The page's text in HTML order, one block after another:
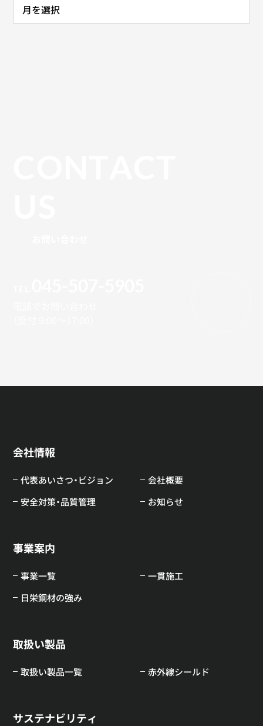
会社情報
代表あいさつ・ビジョン
会社概要
安全対策・品質管理
お知らせ
事業案内
事業一覧
一貫施工
日栄鋼材の強み
取扱い製品
取扱い製品一覧 赤外線シールド
サステナビリティ